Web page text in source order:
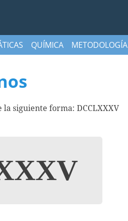
QUÍMICA METODOLOGÍA
siguiente forma: DCCLXXXV